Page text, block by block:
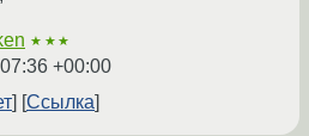
★★★
+00:00
Ссылка